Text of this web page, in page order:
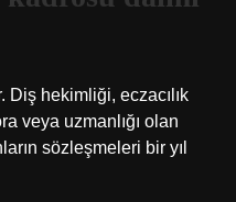
Diş hekimliği, eczacılık
veya uzmanlığı olan
sözleşmeleri bir yıl